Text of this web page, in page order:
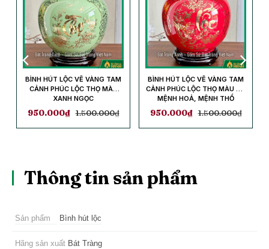
BÌNH HÚT LỘC VẼ VÀNG TAM
CẢNH PHÚC LỘC THỌ MÀU
XANH NGỌC
950.000₫ 1.500.000₫
BÌNH HÚT LỘC VẼ VÀNG TAM
CẢNH PHÚC LỘC THỌ MÀU ĐỎ
MỆNH HOẢ, MỆNH THỔ
950.000₫ 1.500.000₫
Thông tin sản phẩm
Sản phẩm Bình hút lộc
Hãng sản xuất Bát Tràng